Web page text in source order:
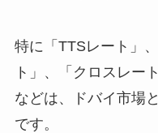
特に「TTSレート」
ト」、「クロスレー
などは、ドバイ市場
です。